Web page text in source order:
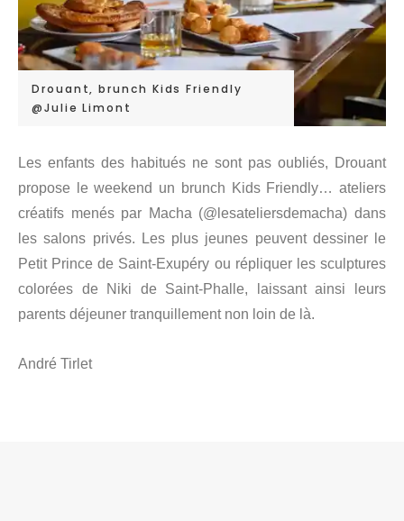
Drouant, brunch Kids Friendly
@Julie Limont
Les enfants des habitués ne sont pas oubliés, Drouant
propose le weekend un brunch Kids Friendly… ateliers
créatifs menés par Macha (@lesateliersdemacha) dans
les salons privés. Les plus jeunes peuvent dessiner le
Petit Prince de Saint-Exupéry ou répliquer les sculptures
colorées de Niki de Saint-Phalle, laissant ainsi leurs
parents déjeuner tranquillement non loin de là.
André Tirlet